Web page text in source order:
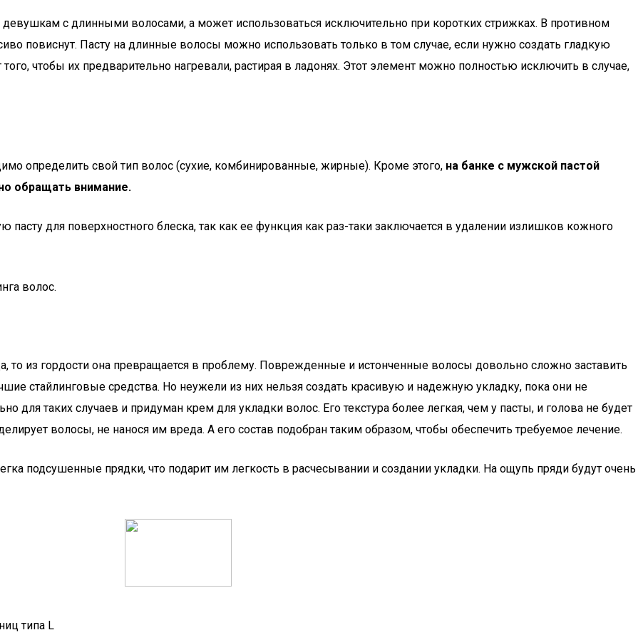
с длинными волосами, а может использоваться исключительно при коротких стрижках. В противном
повиснут. Пасту на длинные волосы можно использовать только в том случае, если нужно создать гладкую
чтобы их предварительно нагревали, растирая в ладонях. Этот элемент можно полностью исключить в случае,
определить свой тип волос (сухие, комбинированные, жирные). Кроме этого, на банке с мужской пастой
обращать внимание.
для поверхностного блеска, так как ее функция как раз-таки заключается в удалении излишков кожного
волос.
то из гордости она превращается в проблему. Поврежденные и истонченные волосы довольно сложно заставить
стайлинговые средства. Но неужели из них нельзя создать красивую и надежную укладку, пока они не
для таких случаев и придуман крем для укладки волос. Его текстура более легкая, чем у пасты, и голова не будет
волосы, не нанося им вреда. А его состав подобран таким образом, чтобы обеспечить требуемое лечение.
подсушенные прядки, что подарит им легкость в расчесывании и создании укладки. На ощупь пряди будут очень
типа L